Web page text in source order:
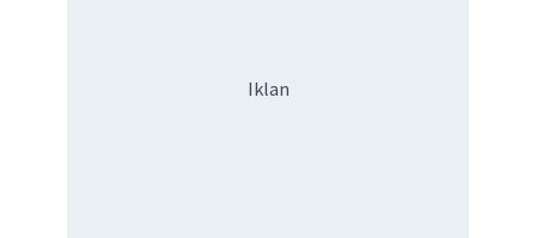
Iklan